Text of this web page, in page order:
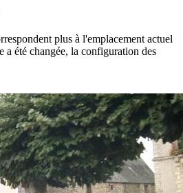
plus à l'emplacement actuel
a été changée, la configuration des